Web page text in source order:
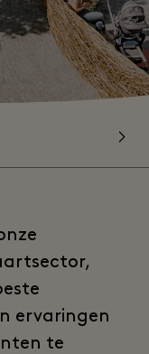
ervaringen
te